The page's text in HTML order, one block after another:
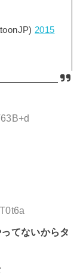
2015
てないからタ